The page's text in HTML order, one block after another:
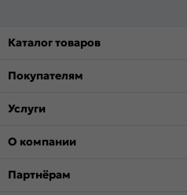
Каталог товаров
Покупателям
Услуги
О компании
Партнёрам